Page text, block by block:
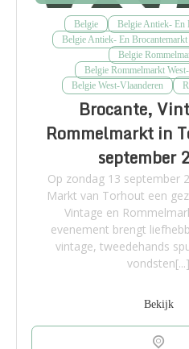
Belgie
Belgie Antiek- En
Belgie Antiek- En Brocantemarkt
Belgie
Belgie Rommelmarkt
Belgie West-Vlaanderen
Brocante,
Rommelmarkt in
september
Op zondag 13 september
Markt van Torhout een
Vintage en
evenement brengt
vintage, tweedehands
vondsten[...]
Bekijk